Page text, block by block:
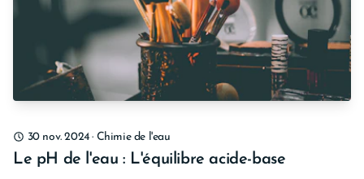
30 nov. 2024· Chimie de l'eau
Le pH de l'eau : L'équilibre acide-base